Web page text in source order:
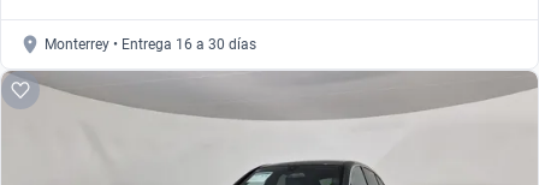
Monterrey • Entrega 16 a 30 días